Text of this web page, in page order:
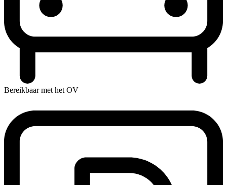
Bereikbaar met het OV